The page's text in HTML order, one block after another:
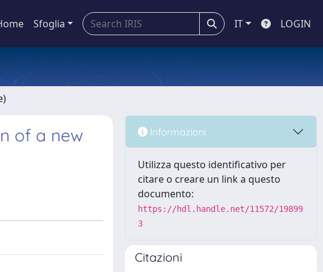
Sfoglia IT LOGIN
of a new
Informazioni
Utilizza questo identificativo per
citare o creare un link a questo
documento:
https://hdl.handle.net/11572/19899
3
Citazioni